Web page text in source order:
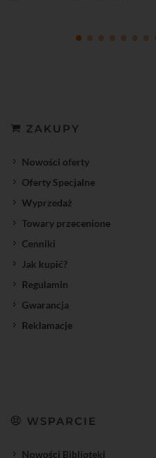
ZAKUPY
Nowości oferty
Oferty Specjalne
Wyprzedaż
Towary przecenione
Cenniki
Jak kupić?
Regulamin
Gwarancja
Reklamacje
WSPARCIE
Nowości Biblioteki